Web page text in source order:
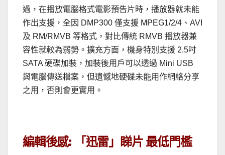
過，在播放電腦格式電影預告片時，播放器就未能
作出支援，全因 DMP300 僅支援 MPEG1/2/4、AVI
及 RM/RMVB 等格式，對比傳統 RMVB 播放器兼
容性就較為弱勢。擴充方面，機身特別支援 2.5吋
SATA 硬碟加裝，加裝後用戶可以透過 Mini USB
與電腦傳送檔案，但遺憾地硬碟未能用作網絡分享
之用，否則會更實用。
編輯後感: 「迅雷」睇片 最低門檻